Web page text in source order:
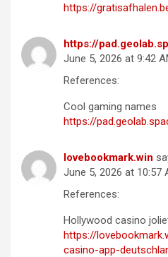
https://
https://
June 5, 2026 at 9:42
References:
Cool gaming names
https://
lovebookmark.win
June 5, 2026 at 10:57
References:
Hollywood casino
https://
casino-app-